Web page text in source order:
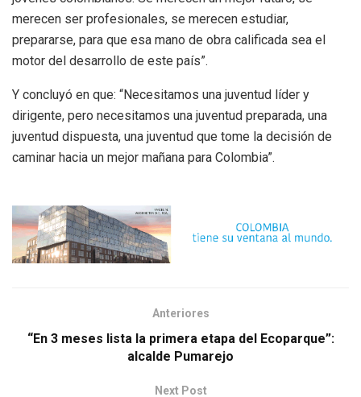
merecen ser profesionales, se merecen estudiar,
prepararse, para que esa mano de obra calificada sea el
motor del desarrollo de este país”.
Y concluyó en que: “Necesitamos una juventud líder y
dirigente, pero necesitamos una juventud preparada, una
juventud dispuesta, una juventud que tome la decisión de
caminar hacia un mejor mañana para Colombia”.
Anteriores
“En 3 meses lista la primera etapa del Ecoparque”:
alcalde Pumarejo
Next Post